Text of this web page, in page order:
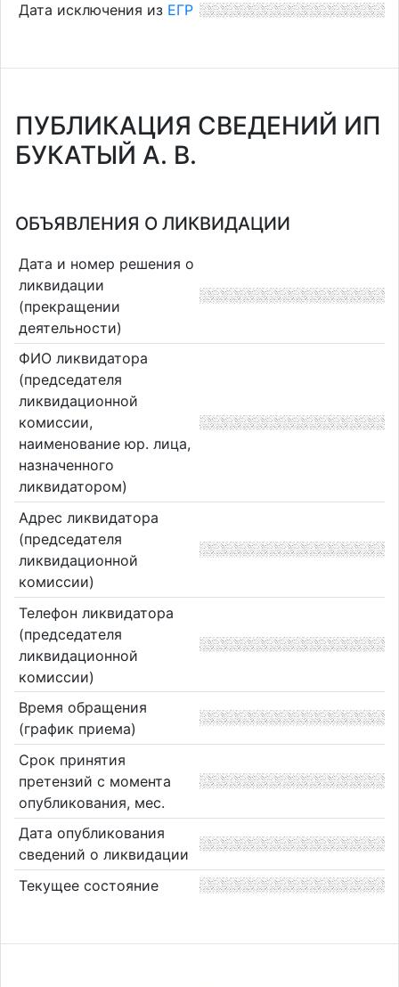
Дата исключения из ЕГР
ПУБЛИКАЦИЯ СВЕДЕНИЙ ИП
БУКАТЫЙ А. В.
ОБЪЯВЛЕНИЯ О ЛИКВИДАЦИИ
Дата и номер решения о
ликвидации
(прекращении
деятельности)
ФИО ликвидатора
(председателя
ликвидационной
комиссии,
наименование юр. лица,
назначенного
ликвидатором)
Адрес ликвидатора
(председателя
ликвидационной
комиссии)
Телефон ликвидатора
(председателя
ликвидационной
комиссии)
Время обращения
(график приема)
Срок принятия
претензий с момента
опубликования, мес.
Дата опубликования
сведений о ликвидации
Текущее состояние